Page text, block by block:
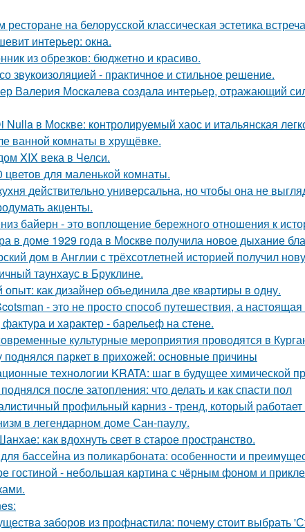
ресторане на белорусской классическая эстетика
интерьер: окна.
из обрезков: бюджетно и красиво.
звукоизоляцией - практичное и стильное решение.
Валерия Москалева создала интерьер, отражающий
Nulla в Москве: контролируемый хаос и итальянская
ванной комнаты в хрущёвке.
XIX века в Челси.
цветов для маленькой комнаты.
действительно универсальна, но чтобы она не
акценты.
байерн - это воплощение бережного отношения к
в доме 1929 года в Москве получила новое дыхание
дом в Англии с трёхсотлетней историей получил
таунхаус в Бруклине.
как дизайнер объединила две квартиры в одну.
- это не просто способ путешествия, а
и характер - барельеф на стене.
культурные мероприятия проводятся в
паркет в прихожей: основные причины
технологии KRATA: шаг в будущее химической
после затопления: что делать и как спасти пол
профильный карниз - тренд, который работает
в легендарном доме Сан-паулу.
как вдохнуть свет в старое пространство.
бассейна из поликарбоната: особенности и
гостиной - небольшая картина с чёрным фоном и
заборов из профнастила: почему стоит выбрать